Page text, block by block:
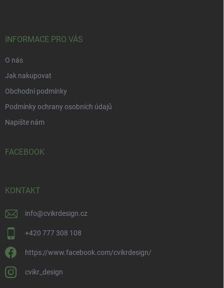
INFORMACE PRO VÁS
O nás
Jak nakupovat
Obchodní podmínky
Podmínky ochrany osobních údajů
Napište nám
FACEBOOK
KONTAKT
info@cvikrdesign.cz
+420 777 308 108
https://www.facebook.com/cvikrdesign/
cvikr_design